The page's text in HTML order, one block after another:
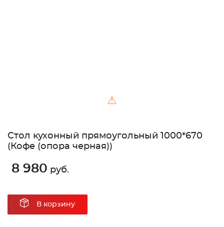
⚠
Стол кухонный прямоугольный 1000*670
(Кофе (опора черная))
8 980 руб.
В корзину